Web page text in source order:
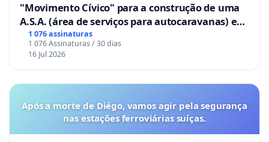
"Movimento Cívico" para a construção de uma
A.S.A. (área de serviços para autocaravanas) em
Coimbra
1 076 assinaturas
1 076 Assinaturas / 30 dias
16 Jul 2026
Após a morte de Diégo, vamos agir pela segurança
nas estações ferroviárias suíças.